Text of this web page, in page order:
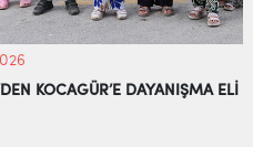
KOCAGÜR’E DAYANIŞMA ELİ